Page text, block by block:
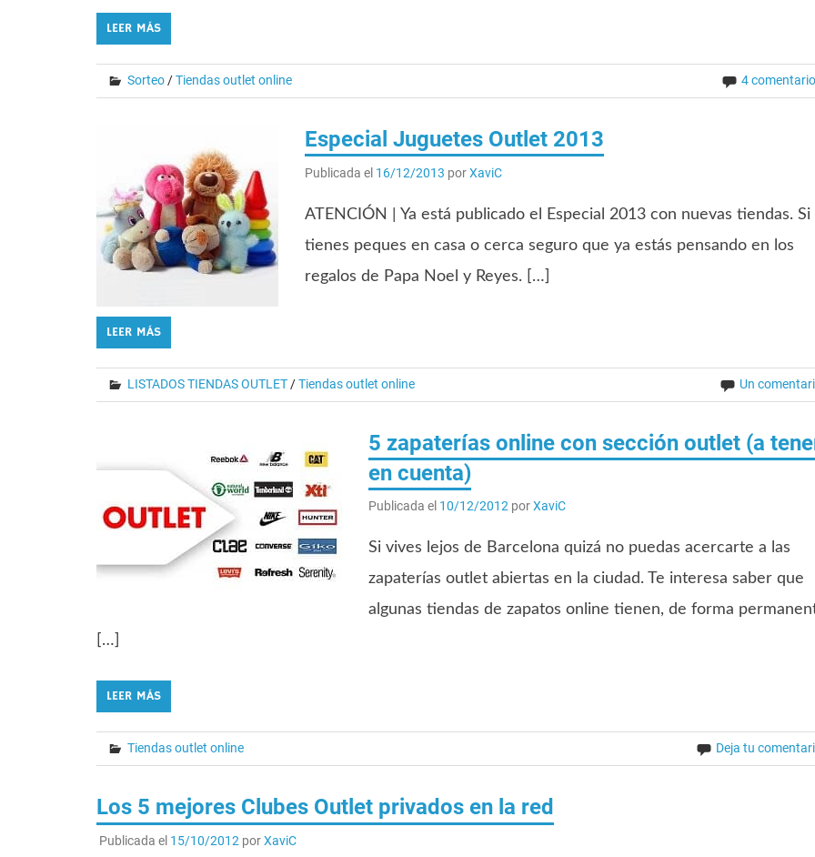
LEER MÁS
Sorteo/Tiendas outlet online 4
Especial Juguetes Outlet 2013
Publicada el 16/12/2013 porXaviC
ATENCIÓN | Ya está publicado el Especial 2013 con nuevas tiendas. Si
tienes peques en casa o cerca seguro que ya estás pensando en los
regalos de Papa Noel y Reyes. […]
LEER MÁS
LISTADOS TIENDAS OUTLET/Tiendas outlet online Un
5 zapaterías online con sección outlet (a
en cuenta)
Publicada el 10/12/2012porXaviC
Si vives lejos de Barcelona quizá no puedas acercarte a las
zapaterías outlet abiertas en la ciudad. Te interesa saber que
algunas tiendas de zapatos online tienen, de forma
[…]
LEER MÁS
Tiendas outlet online Deja tu
Los 5 mejores Clubes Outlet privados en la red
Publicada el 15/10/2012 porXaviC